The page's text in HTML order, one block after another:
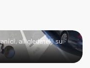
ali gledatelji su